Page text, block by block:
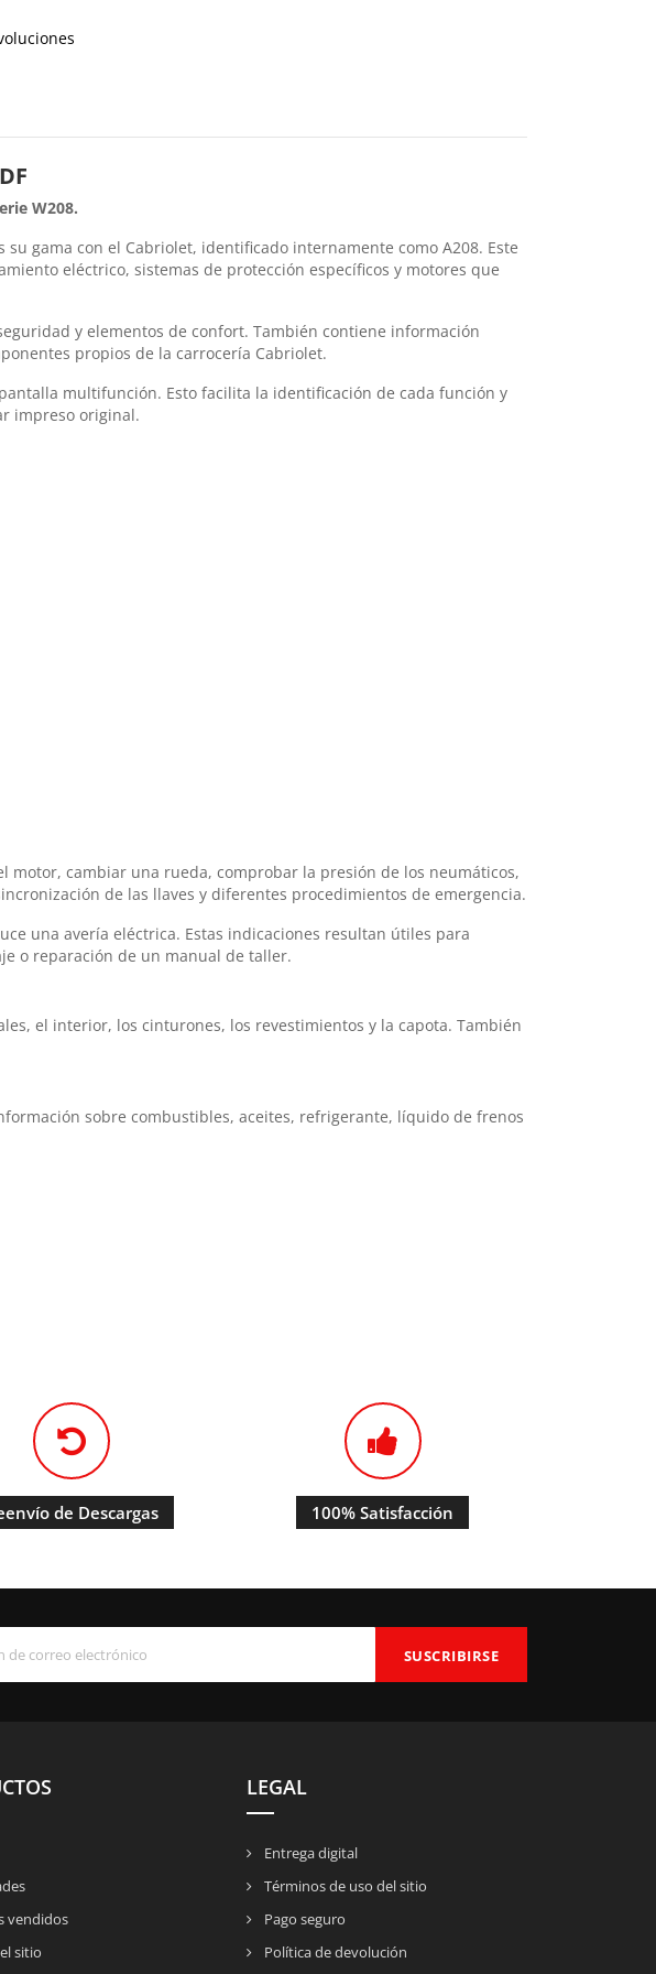
W208.
gama con el Cabriolet, identificado internamente como A208. Este
eléctrico, sistemas de protección específicos y motores que
y elementos de confort. También contiene información
propios de la carrocería Cabriolet.
multifunción. Esto facilita la identificación de cada función y
impreso original.
cambiar una rueda, comprobar la presión de los neumáticos,
de las llaves y diferentes procedimientos de emergencia.
una avería eléctrica. Estas indicaciones resultan útiles para
o reparación de un manual de taller.
el interior, los cinturones, los revestimientos y la capota. También
sobre combustibles, aceites, refrigerante, líquido de frenos
de Descargas 100% Satisfacción
vendidos
sitio
LEGAL
Entrega digital
Términos de uso del sitio
Pago seguro
Política de devolución